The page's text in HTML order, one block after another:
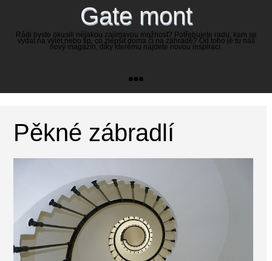
Gate mont
Rádi byste okusili nějakou zajímavou možnost? Potřebujete radu, kam se
vydat na výlet nebo tip, co zlepšit doma či na zahradě? Od toho je tu náš
nový magazín, díky kterému najdete novou inspiraci.
Pěkné zábradlí